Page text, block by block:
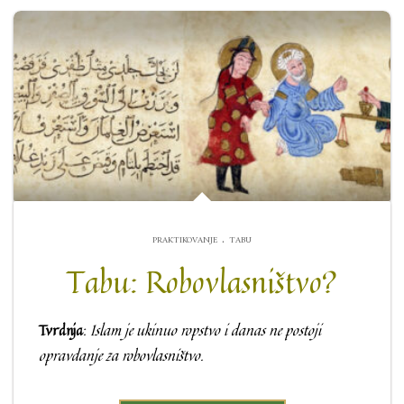
PRAKTIKOVANJE . TABU
Tabu: Robovlasništvo?
Tvrdnja: Islam je ukinuo ropstvo i danas ne postoji
opravdanje za robovlasništvo.